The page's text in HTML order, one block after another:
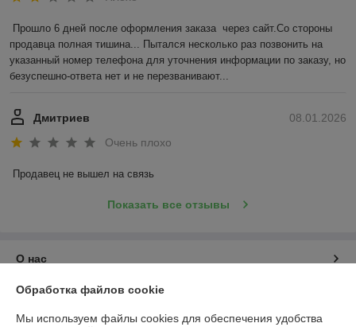
Прошло 6 дней после оформления заказа  через сайт.Со стороны
продавца полная тишина... Пытался несколько раз позвонить на
указанный номер телефона для уточнения информации по заказу, но
безуспешно-ответа нет и не перезванивают...
08.01.2026
Дмитриев
Очень плохо
Продавец не вышел на связь
Показать все отзывы
О нас
Контакты
Обработка файлов cookie
Мы используем файлы cookies для обеспечения удобства